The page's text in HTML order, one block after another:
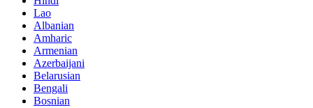
Lao
Albanian
Amharic
Armenian
Azerbaijani
Belarusian
Bengali
Bosnian